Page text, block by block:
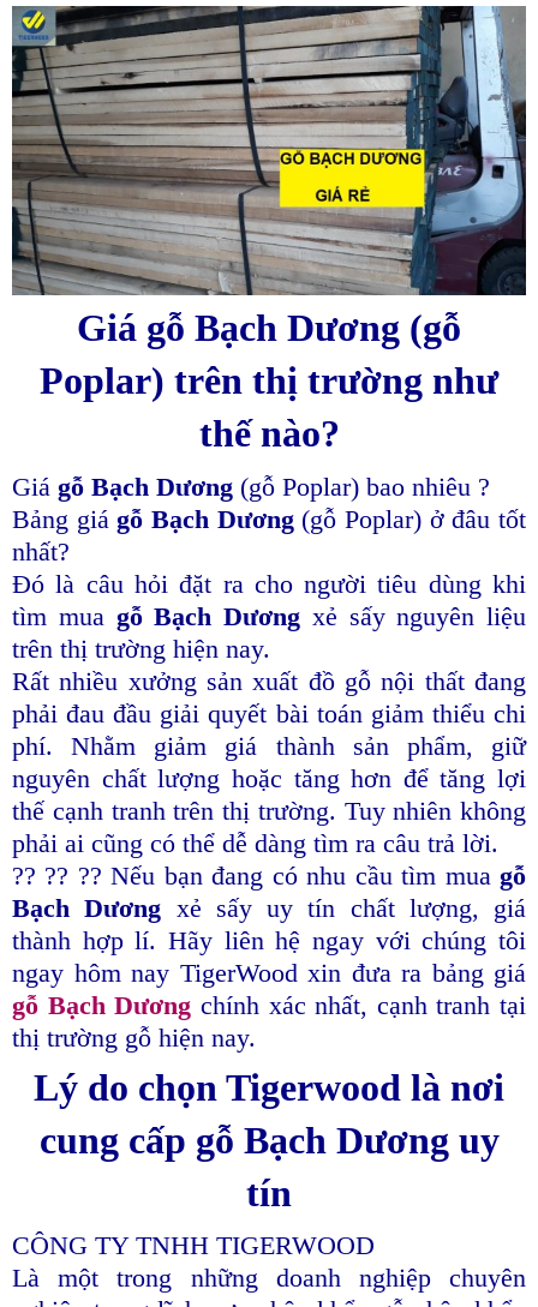
Giá gỗ Bạch Dương (gỗ
Poplar) trên thị trường như
thế nào?
Giá gỗ Bạch Dương (gỗ Poplar) bao nhiêu ?
Bảng giágỗ Bạch Dương(gỗ Poplar) ở đâu tốt
nhất?
Đó là câu hỏi đặt ra cho người tiêu dùng khi
tìm mua gỗ Bạch Dương xẻ sấy nguyên liệu
trên thị trường hiện nay.
Rất nhiều xưởng sản xuất đồ gỗ nội thất đang
phải đau đầu giải quyết bài toán giảm thiểu chi
phí. Nhằm giảm giá thành sản phẩm, giữ
nguyên chất lượng hoặc tăng hơn để tăng lợi
thế cạnh tranh trên thị trường. Tuy nhiên không
phải ai cũng có thể dễ dàng tìm ra câu trả lời.
?? ?? ?? Nếu bạn đang có nhu cầu tìm mua gỗ
Bạch Dương xẻ sấy uy tín chất lượng, giá
thành hợp lí. Hãy liên hệ ngay với chúng tôi
ngay hôm nay TigerWood xin đưa ra bảng giá
gỗ Bạch Dương chính xác nhất, cạnh tranh tại
thị trường gỗ hiện nay.
Lý do chọn Tigerwood là nơi
cung cấp gỗ Bạch Dương uy
tín
CÔNG TY TNHH TIGERWOOD
Là một trong những doanh nghiệp chuyên